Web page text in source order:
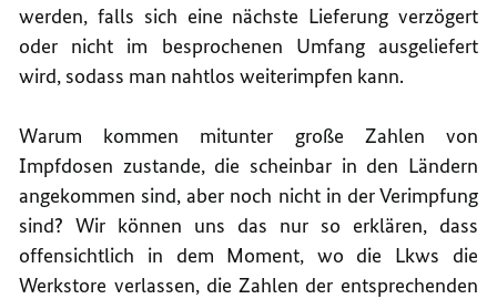
werden, falls sich eine nächste Lieferung verzögert
oder nicht im besprochenen Umfang ausgeliefert
wird, sodass man nahtlos weiterimpfen kann.
Warum kommen mitunter große Zahlen von
Impfdosen zustande, die scheinbar in den Ländern
angekommen sind, aber noch nicht in der Verimpfung
sind? Wir können uns das nur so erklären, dass
offensichtlich in dem Moment, wo die Lkws die
Werkstore verlassen, die Zahlen der entsprechenden